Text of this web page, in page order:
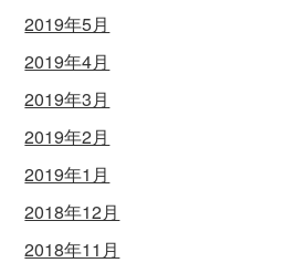
2019年5月
2019年4月
2019年3月
2019年2月
2019年1月
2018年12月
2018年11月